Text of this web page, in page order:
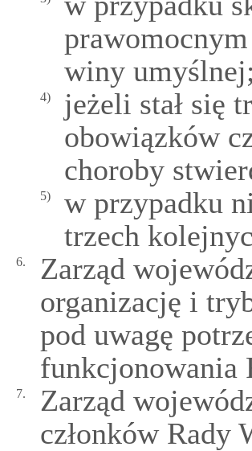
winy umyślnej;
4)
jeżeli stał się
obowiązków
choroby
5)
w przypadku
trzech
6.
Zarząd
organizację i
pod uwagę
funkcjonowania
7.
Zarząd
członków Rady